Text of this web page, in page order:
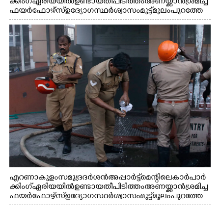
ഫയർഫോഴ്സ് ഉദ്യോഗസ്ഥർ ശ്വാസം മുട്ട് മൂലം പുറത്തേ
ക്കിറങ്ങി വരുന്നു
എറണാകുളം സമുദ്ര ദർശൻ അപ്പാർട്ട്മെന്റിലെ കാർ പാർ
ക്കിംഗ് ഏരിയയിൽ ഉണ്ടായ തീപിടിത്തം അണയ്ക്കാൻ ശ്രമിച്ച
ഫയർഫോഴ്സ് ഉദ്യോഗസ്ഥർ ശ്വാസം മുട്ട് മൂലം പുറത്തേ
ക്കിറങ്ങി മുഖം കഴുകുന്നു